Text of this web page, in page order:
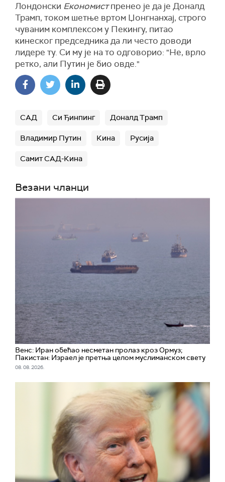
Лондонски Економистпренео је да је Доналд
Трамп, током шетње вртом Џонгнанхај, строго
чуваним комплексом у Пекингу, питао
кинеског председника да ли често доводи
лидере ту. Си му је на то одговорио: "Не, врло
ретко, али Путин је био овде."
САД Си Ђинпинг Доналд Трамп
Владимир Путин Кина Русија
Самит САД-Кина
Везани чланци
Венс: Иран обећао несметан пролаз кроз Ормуз;
Пакистан: Израел је претња целом муслиманском свету
08. 08. 2026.